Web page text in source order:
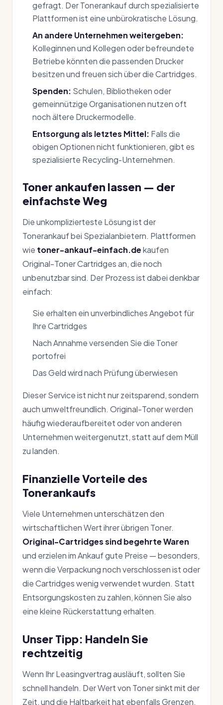
gefragt. Der Tonerankauf durch spezialisierte
Plattformen ist eine unbürokratische Lösung.
An andere Unternehmen weitergeben:
Kolleginnen und Kollegen oder befreundete
Betriebe könnten die passenden Drucker
besitzen und freuen sich über die Cartridges.
Spenden: Schulen, Bibliotheken oder
gemeinnützige Organisationen nutzen oft
noch ältere Druckermodelle.
Entsorgung als letztes Mittel: Falls die
obigen Optionen nicht funktionieren, gibt es
spezialisierte Recycling-Unternehmen.
Toner ankaufen lassen — der
einfachste Weg
Die unkomplizierteste Lösung ist der
Tonerankauf bei Spezialanbietern. Plattformen
wie toner-ankauf-einfach.dekaufen
Original-Toner Cartridges an, die noch
unbenutzbar sind. Der Prozess ist dabei denkbar
einfach:
Sie erhalten ein unverbindliches Angebot für
Ihre Cartridges
Nach Annahme versenden Sie die Toner
portofrei
Das Geld wird nach Prüfung überwiesen
Dieser Service ist nicht nur zeitsparend, sondern
auch umweltfreundlich. Original-Toner werden
häufig wiederaufbereitet oder von anderen
Unternehmen weitergenutzt, statt auf dem Müll
zu landen.
Finanzielle Vorteile des
Tonerankaufs
Viele Unternehmen unterschätzen den
wirtschaftlichen Wert ihrer übrigen Toner.
Original-Cartridges sind begehrte Waren
und erzielen im Ankauf gute Preise — besonders,
wenn die Verpackung noch verschlossen ist oder
die Cartridges wenig verwendet wurden. Statt
Entsorgungskosten zu zahlen, können Sie also
eine kleine Rückerstattung erhalten.
Unser Tipp: Handeln Sie
rechtzeitig
Wenn Ihr Leasingvertrag ausläuft, sollten Sie
schnell handeln. Der Wert von Toner sinkt mit der
Zeit, und die Haltbarkeit hat ebenfalls Grenzen.